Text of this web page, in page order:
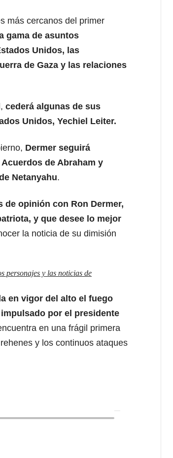
más cercanos del primer
gama de asuntos
Unidos, las
de Gaza y las relaciones
cederá algunas de sus
Unidos, Yechiel Leiter.
Dermer seguirá
de Abraham y
Netanyahu.
de opinión con Ron Dermer,
y que desee lo mejor
la noticia de su dimisión
personajes y las noticias de
en vigor del alto el fuego
por el presidente
en una frágil primera
y los continuos ataques